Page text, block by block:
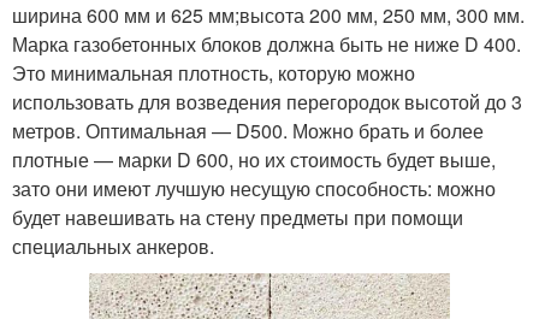
ширина 600 мм и 625 мм;высота 200 мм, 250 мм, 300 мм.
Марка газобетонных блоков должна быть не ниже D 400.
Это минимальная плотность, которую можно
использовать для возведения перегородок высотой до 3
метров. Оптимальная — D500. Можно брать и более
плотные — марки D 600, но их стоимость будет выше,
зато они имеют лучшую несущую способность: можно
будет навешивать на стену предметы при помощи
специальных анкеров.